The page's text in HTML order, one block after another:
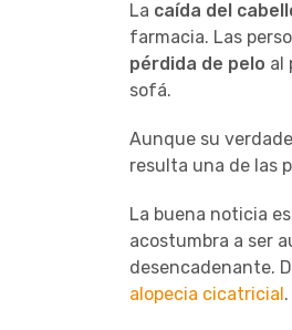
La caída del
farmacia. Las
pérdida de pelo al
sofá.
Aunque su
resulta una de las
La buena noticia
acostumbra a ser
desencadenante.
alopecia cicatricial.